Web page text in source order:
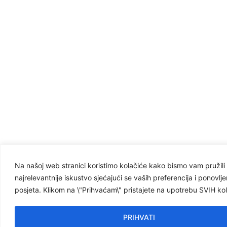
Na našoj web stranici koristimo kolačiće kako bismo vam pružili
najrelevantnije iskustvo sjećajući se vaših preferencija i
posjeta. Klikom na \"Prihvaćam\" pristajete na upotrebu SVIH
PRIHVATI